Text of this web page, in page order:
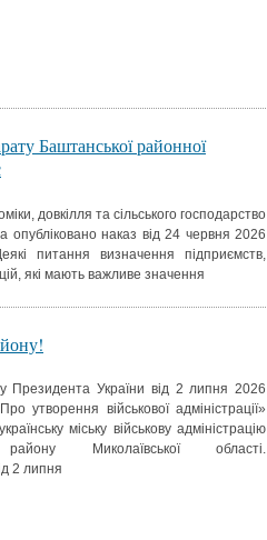
Баштанської районної
довкілля та сільського господарство
опубліковано наказ від 24 червня 2026
питання визначення підприємств,
які мають важливе значення
Президента України від 2 липня 2026
утворення військової адміністрації»
міську військову адміністрацію
району Миколаївської області.
2 липня